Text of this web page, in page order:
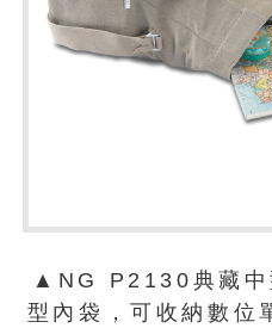
▲NG P2130典藏中
型內袋，可收納數位